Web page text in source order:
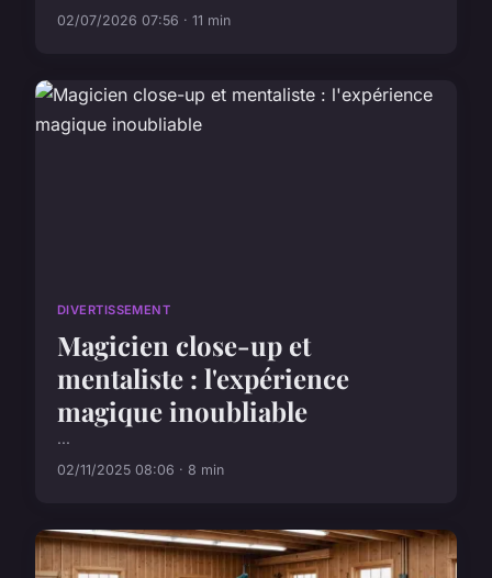
02/07/2026 07:56 · 11 min
DIVERTISSEMENT
Magicien close-up et
mentaliste : l'expérience
magique inoubliable
...
02/11/2025 08:06 · 8 min